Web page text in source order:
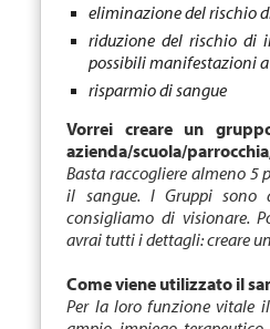
eliminazione del rischio
riduzione del rischio di
possibili manifestazioni
risparmio di sangue
Vorrei creare un
azienda/scuola/
Basta raccogliere almeno 5
il sangue. I Gruppi sono
consigliamo di visionare.
avrai tutti i dettagli: creare
Come viene utilizzato il
Per la loro funzione vitale